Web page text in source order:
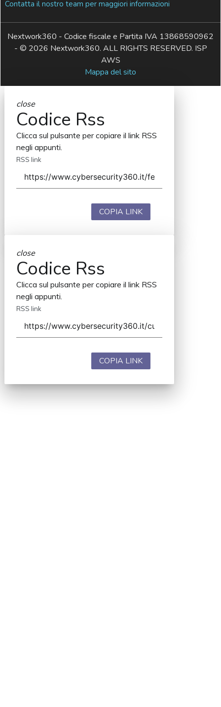
Contatta il nostro team per maggiori informazioni
Nextwork360 - Codice fiscale e Partita IVA 13868590962
- © 2026 Nextwork360. ALL RIGHTS RESERVED. ISP
AWS
Mappa del sito
close
Codice Rss
Clicca sul pulsante per copiare il link RSS
negli appunti.
RSS link
COPIA LINK
close
Codice Rss
Clicca sul pulsante per copiare il link RSS
negli appunti.
RSS link
COPIA LINK